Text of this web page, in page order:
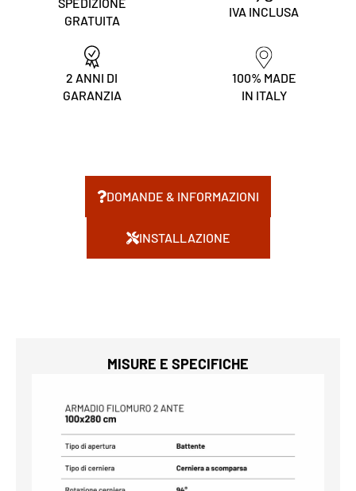
GRATUITA
IVA INCLUSA
2 ANNI DI
GARANZIA
100% MADE
IN ITALY
DOMANDE & INFORMAZIONI
INSTALLAZIONE
MISURE E SPECIFICHE